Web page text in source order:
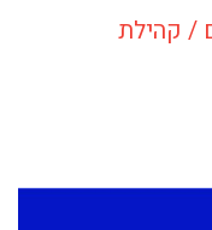
/ קהילת